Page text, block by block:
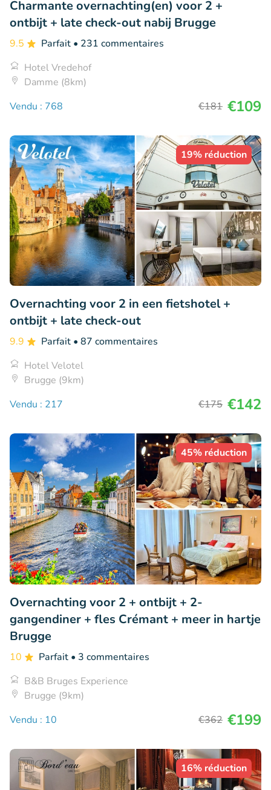
Charmante overnachting(en) voor 2 +
ontbijt + late check-out nabij Brugge
9.5 Parfait • 231 commentaires
Hotel Vredehof
Damme (8km)
Vendu : 768
€181 €109
19% réduction
Overnachting voor 2 in een fietshotel +
ontbijt + late check-out
9.9 Parfait • 87 commentaires
Hotel Velotel
Brugge (9km)
Vendu : 217
€175 €142
45% réduction
Overnachting voor 2 + ontbijt + 2-
gangendiner + fles Crémant + meer in hartje
Brugge
10 Parfait • 3 commentaires
B&B Bruges Experience
Brugge (9km)
Vendu : 10
€362 €199
16% réduction